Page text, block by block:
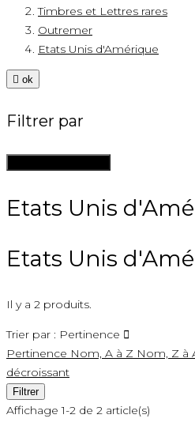
Timbres et Lettres rares
Outremer
Etats Unis d'Amérique
 ok
Filtrer par
Etats Unis
Etats Unis
Il y a 2 produits.
Trier par : Pertinence 
Pertinence Nom, A à Z Nom, Z à
décroissant
Filtrer
Affichage 1-2 de 2 article(s)